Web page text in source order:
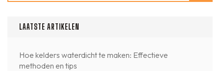
LAATSTE ARTIKELEN
Hoe kelders waterdicht te maken: Effectieve
methoden en tips